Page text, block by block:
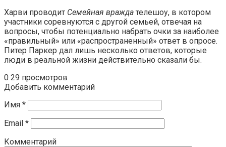
Харви проводит Семейная вражда телешоу, в котором
участники соревнуются с другой семьей, отвечая на
вопросы, чтобы потенциально набрать очки за наиболее
«правильный» или «распространенный» ответ в опросе.
Питер Паркер дал лишь несколько ответов, которые
люди в реальной жизни действительно сказали бы.
0 29 просмотров
Добавить комментарий
Имя *
Email *
Комментарий